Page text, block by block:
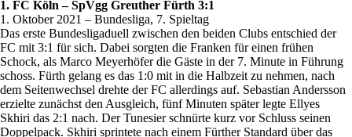
1. FC Köln – SpVgg Greuther Fürth 3:1
1. Oktober 2021 – Bundesliga, 7. Spieltag
Das erste Bundesligaduell zwischen den beiden Clubs entschied der
FC mit 3:1 für sich. Dabei sorgten die Franken für einen frühen
Schock, als Marco Meyerhöfer die Gäste in der 7. Minute in Führung
schoss. Fürth gelang es das 1:0 mit in die Halbzeit zu nehmen, nach
dem Seitenwechsel drehte der FC allerdings auf. Sebastian Andersson
erzielte zunächst den Ausgleich, fünf Minuten später legte Ellyes
Skhiri das 2:1 nach. Der Tunesier schnürte kurz vor Schluss seinen
Doppelpack. Skhiri sprintete nach einem Fürther Standard über das